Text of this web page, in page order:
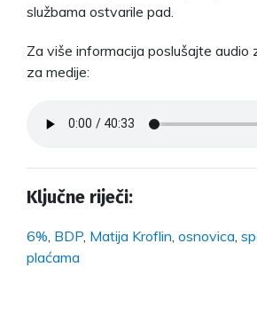
službama ostvarile pad.
Za više informacija poslušajte audio
za medije:
Ključne riječi:
6% BDP Matija Kroflin osnovica
plaćama